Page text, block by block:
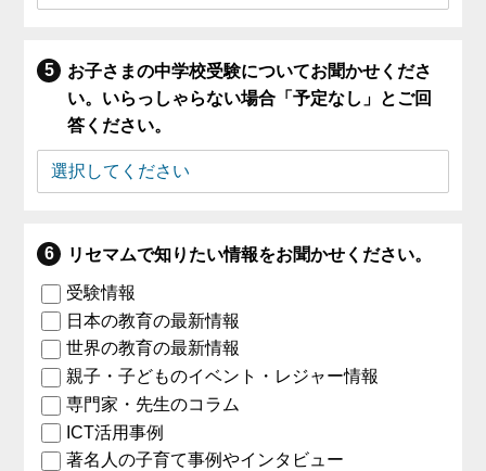
お子さまの中学校受験についてお聞かせくださ
い。いらっしゃらない場合「予定なし」とご回
答ください。
リセマムで知りたい情報をお聞かせください。
受験情報
日本の教育の最新情報
世界の教育の最新情報
親子・子どものイベント・レジャー情報
専門家・先生のコラム
ICT活用事例
著名人の子育て事例やインタビュー